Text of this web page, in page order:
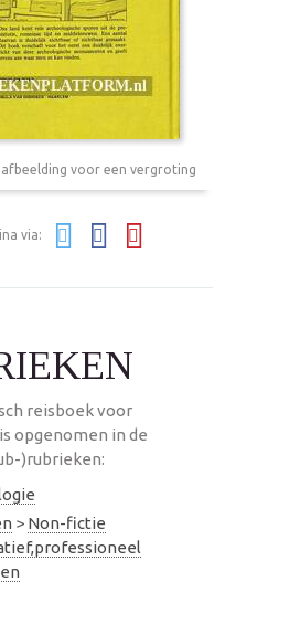
afbeelding voor een vergroting
via:
reisboek voor
opgenomen in de
)rubrieken:
> Non-fictie